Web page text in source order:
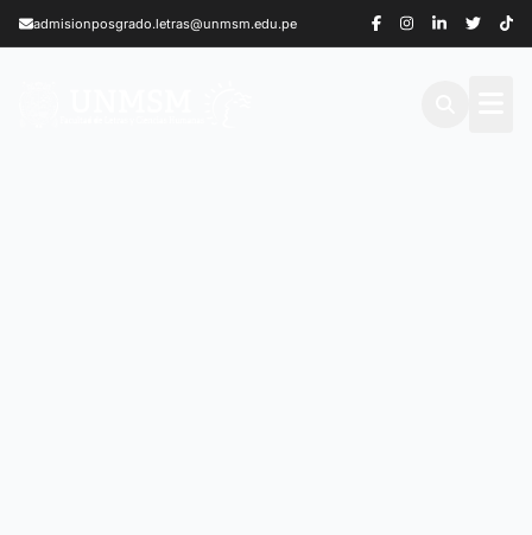
Saltar al contenido principal
admisionposgrado.letras@unmsm.edu.pe